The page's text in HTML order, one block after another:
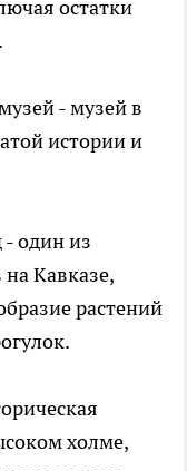
остатки
- музей в
истории и
- один из
Кавказе,
растений
холме,